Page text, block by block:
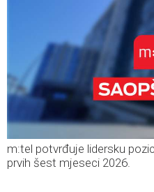
m:tel potvrđuje lidersku
prvih šest mjeseci 2026.